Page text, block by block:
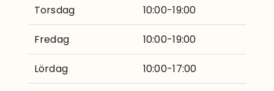
Torsdag 10:00-19:00
Fredag 10:00-19:00
Lördag 10:00-17:00